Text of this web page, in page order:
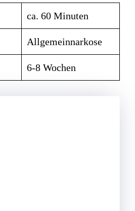
ca. 60 Minuten
Allgemeinnarkose
6-8 Wochen